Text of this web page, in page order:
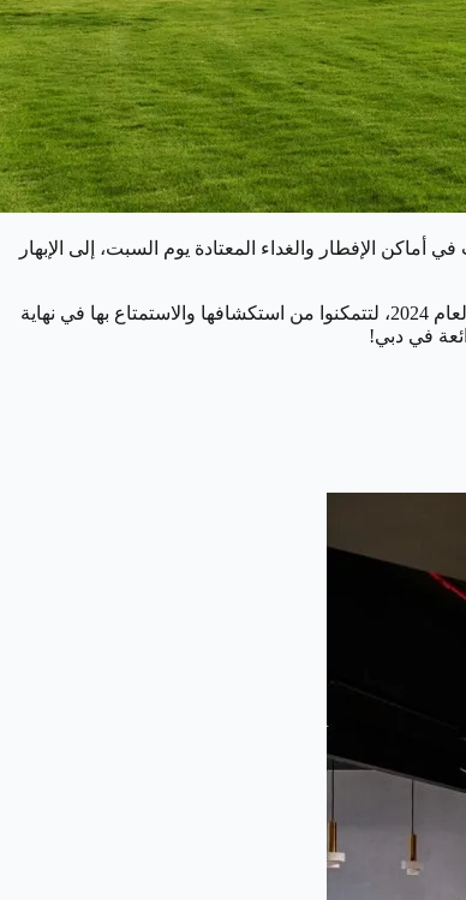
أماكن الإفطار والغداء المعتادة يوم السبت، إلى الإبهار
سواء كنت تبحث عن تجربة عائلية ممتعة أو لقاءً مع الأصدقاء، فإننا سنقدم لكم قائمة مختارة بعناية من أفضل وجبات الإفطار والغداء الجديدة في دبي لعام 2024، لتتمكنوا من استكشافها والاستمتاع بها في نهاية
في دبي!